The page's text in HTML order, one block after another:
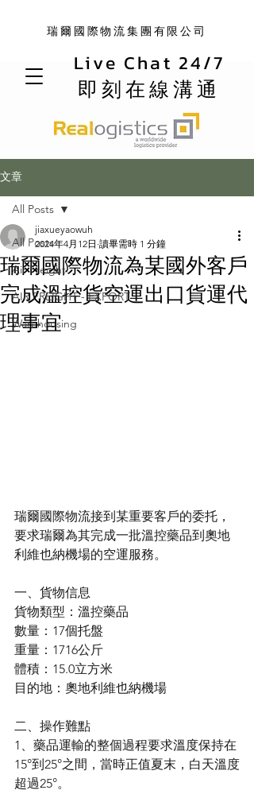
Live Chat 24/7
即刻在線溝通
瑞爾國際物流集團有限公司
文章
All Posts
Air Freight
AIR FREIGHT - EXPORT
Warehousing
All Posts
瑞爾國際物流為某國外客戶
完成溫控貨空運出口貨運代
理事宜
jiaxueyaowuh
2024年4月12日 讀畢需時 1 分鐘
瑞爾國際物流接到某重要客戶的委托，
要求瑞爾為其完成一批溫控藥品到奧地
利維也納機場的空運服務。
一、貨物信息
貨物類型：溫控藥品
數量：17個托盤
重量：1716公斤
體積：15.0立方米
目的地：奧地利維也納機場
二、操作難點
1、藥品運輸的整個過程要求溫度保持在
15°到25°之間，當時正值夏末，白天溫度
超過25°。